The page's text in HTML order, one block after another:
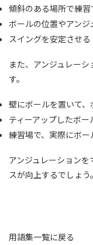
傾斜のある場所で練習
ボールの位置やアン
スイングを安定させる
また、アンジュレー
す。
壁にボールを置いて、
ティーアップしたボー
練習場で、実際にボー
アンジュレーション
スが向上するでしょう。
用語集一覧に戻る